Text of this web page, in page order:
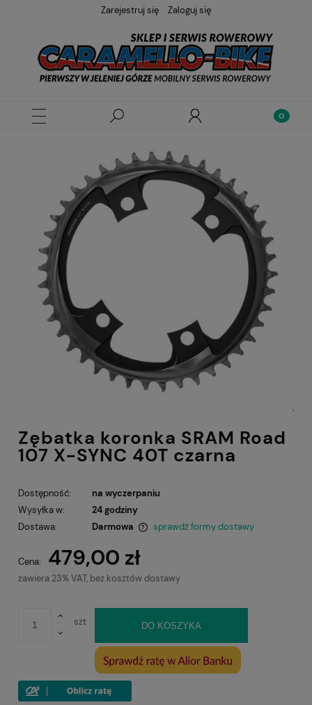
Zarejestruj się Zaloguj się
Zębatka koronka SRAM Road
107 X-SYNC 40T czarna
Dostępność:
na wyczerpaniu
Wysyłka w:
24 godziny
Dostawa:
Darmowa
sprawdź formy dostawy
Cena: 479,00 zł
zawiera 23% VAT, bez kosztów dostawy
szt DO KOSZYKA